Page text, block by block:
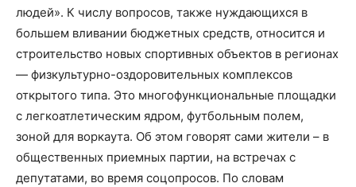
людей». К числу вопросов, также нуждающихся в
большем вливании бюджетных средств, относится и
строительство новых спортивных объектов в регионах
— физкультурно-оздоровительных комплексов
открытого типа. Это многофункциональные площадки
с легкоатлетическим ядром, футбольным полем,
зоной для воркаута. Об этом говорят сами жители – в
общественных приемных партии, на встречах с
депутатами, во время соцопросов. По словам